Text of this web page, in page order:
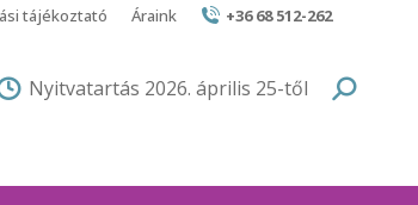
tájékoztató Áraink +36 68 512-262
Nyitvatartás 2026. április 25-től